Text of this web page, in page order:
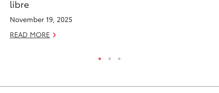
libre
November 19, 2025
READ MORE